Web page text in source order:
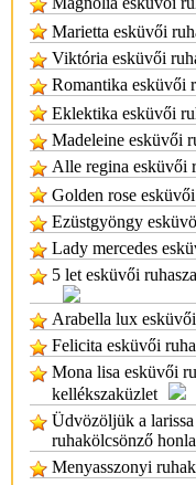
Marietta esküvői
Viktória esküvői
Romantika esküvői
Eklektika esküvői
Madeleine esküvői
Alle regina esküvői
Golden rose
Ezüstgyöngy
Lady mercedes
5 let esküvői
Arabella lux
Felicita esküvői
Mona lisa esküvői
kellékszaküzlet
Üdvözöljük a
ruhakölcsönző
Menyasszonyi